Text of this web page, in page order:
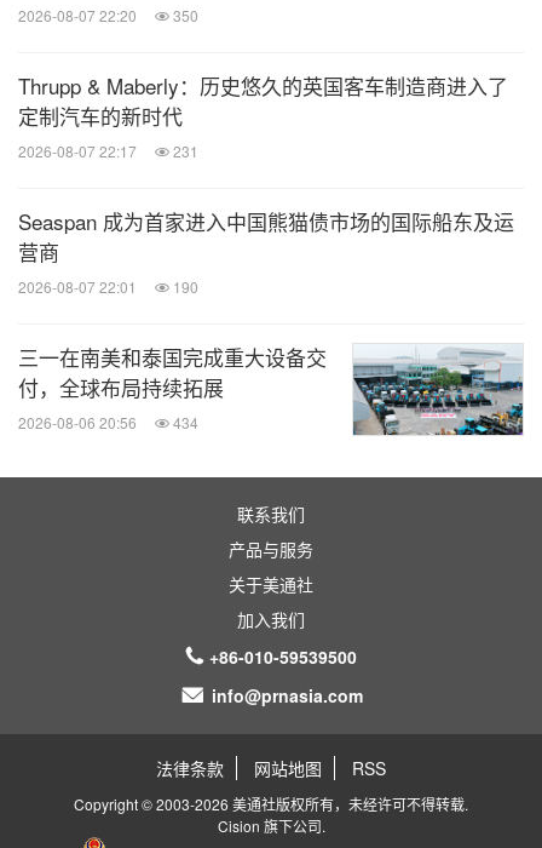
2026-08-07 22:20 350
Thrupp & Maberly：历史悠久的英国客车制造商进入了
定制汽车的新时代
2026-08-07 22:17 231
Seaspan 成为首家进入中国熊猫债市场的国际船东及运
营商
2026-08-07 22:01 190
三一在南美和泰国完成重大设备交
付，全球布局持续拓展
2026-08-06 20:56 434
联系我们
产品与服务
关于美通社
加入我们
+86-010-59539500
info@prnasia.com
法律条款 网站地图 RSS
Copyright © 2003-2026 美通社版权所有，未经许可不得转载.
Cision 旗下公司.